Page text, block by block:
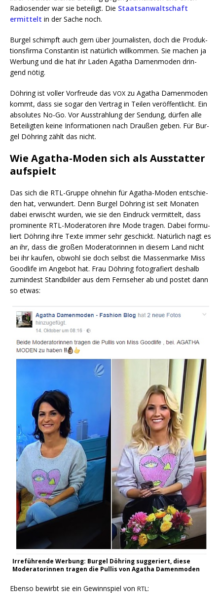
Radio­sen­der war sie betei­ligt. Die Staats­an­walt­schaft
ermit­telt in der Sache noch.
Bur­gel schimpft auch gern über Jour­na­lis­ten, doch die Pro­duk­
ti­ons­fir­ma Con­stan­tin ist natür­lich will­kom­men. Sie machen ja
Wer­bung und die hat ihr Laden Aga­tha Damen­mo­den drin­
gend nötig.
Döh­ring ist vol­ler Vor­freu­de das VOX zu Aga­tha Damen­mo­den
kommt, dass sie sogar den Ver­trag in Tei­len ver­öf­fent­licht. Ein
abso­lu­tes No-Go. Vor Aus­strah­lung der Sen­dung, dür­fen alle
Betei­lig­ten kei­ne Infor­ma­tio­nen nach Drau­ßen geben. Für Bur­
gel Döh­ring zählt das nicht.
Wie Agatha-Moden sich als Ausstatter
aufspielt
Das sich die RTL-Grup­pe ohne­hin für Aga­tha-Moden ent­schie­
den hat, ver­wun­dert. Denn Bur­gel Döh­ring ist seit Mona­ten
dabei erwischt wur­den, wie sie den Ein­druck ver­mit­telt, dass
pro­mi­nen­te RTL-Mode­ra­to­ren ihre Mode tra­gen. Dabei for­mu­
liert Döh­ring ihre Tex­te immer sehr geschickt. Natür­lich nagt es
an ihr, dass die gro­ßen Mode­ra­to­rin­nen in die­sem Land nicht
bei ihr kau­fen, obwohl sie doch selbst die Mas­sen­mar­ke Miss
Good­life im Ange­bot hat. Frau Döh­ring foto­gra­fiert des­halb
zumin­dest Stand­bil­der aus dem Fern­se­her ab und pos­tet dann
so etwas:
Irre­füh­ren­de Wer­bung: Bur­gel Döh­ring sug­ge­riert, die­se
Mode­ra­to­rin­nen tra­gen die Pul­lis von Aga­tha Damenmoden
Eben­so bewirbt sie ein Gewinn­spiel von RTL: